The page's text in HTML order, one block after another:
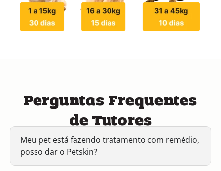
Perguntas Frequentes
de Tutores
Meu pet está fazendo tratamento com remédio,
posso dar o Petskin?